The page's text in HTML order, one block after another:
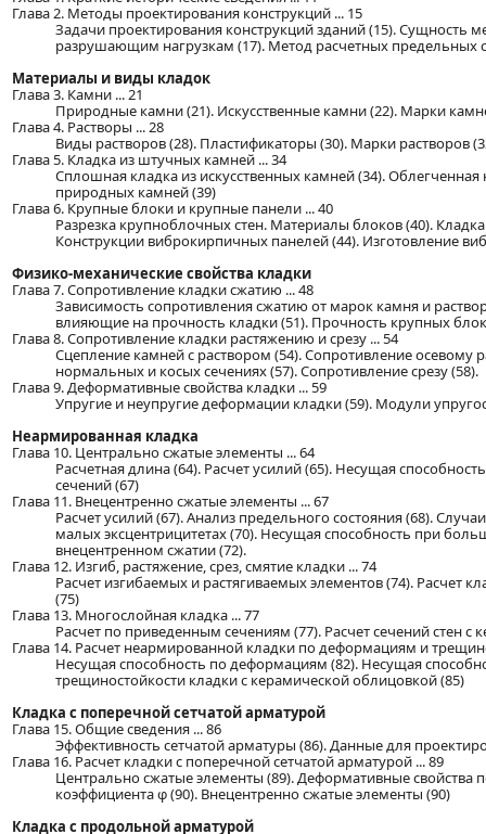
Глава 2. Методы проектирования конструкций ... 15
Задачи проектирования конструкций зданий (15). Сущность
разрушающим нагрузкам (17). Метод расчетных предельных
Материалы и виды кладок
Глава 3. Камни ... 21
Природные камни (21). Искусственные камни (22). Марки
Глава 4. Растворы ... 28
Виды растворов (28). Пластификаторы (30). Марки растворов
Глава 5. Кладка из штучных камней ... 34
Сплошная кладка из искусственных камней (34).
природных камней (39)
Глава 6. Крупные блоки и крупные панели ... 40
Разрезка крупноблочных стен. Материалы блоков (40).
Конструкции виброкирпичных панелей (44). Изготовление
Физико-механические свойства кладки
Глава 7. Сопротивление кладки сжатию ... 48
Зависимость сопротивления сжатию от марок камня и
влияющие на прочность кладки (51). Прочность крупных
Глава 8. Сопротивление кладки растяжению и срезу ... 54
Сцепление камней с раствором (54). Сопротивление
нормальных и косых сечениях (57). Сопротивление срезу (58).
Глава 9. Деформативные свойства кладки ... 59
Упругие и неупругие деформации кладки (59). Модули
Неармированная кладка
Глава 10. Центрально сжатые элементы ... 64
Расчетная длина (64). Расчет усилий (65). Несущая
сечений (67)
Глава 11. Внецентренно сжатые элементы ... 67
Расчет усилий (67). Анализ предельного состояния (68).
малых эксцентрицитетах (70). Несущая способность при
внецентренном сжатии (72).
Глава 12. Изгиб, растяжение, срез, смятие кладки ... 74
Расчет изгибаемых и растягиваемых элементов (74). Расчет
(75)
Глава 13. Многослойная кладка ... 77
Расчет по приведенным сечениям (77). Расчет сечений стен с
Глава 14. Расчет неармированной кладки по деформациям и
Несущая способность по деформациям (82). Несущая
трещиностойкости кладки с керамической облицовкой (85)
Кладка с поперечной сетчатой арматурой
Глава 15. Общие сведения ... 86
Эффективность сетчатой арматуры (86). Данные для
Глава 16. Расчет кладки с поперечной сетчатой арматурой ... 89
Центрально сжатые элементы (89). Деформативные
коэффициента φ (90). Внецентренно сжатые элементы (90)
Кладка с продольной арматурой